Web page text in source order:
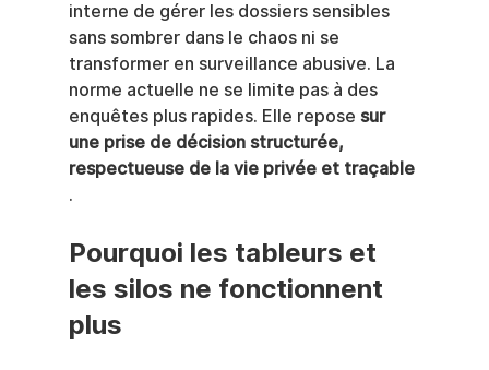
interne de gérer les dossiers sensibles
sans sombrer dans le chaos ni se
transformer en surveillance abusive. La
norme actuelle ne se limite pas à des
enquêtes plus rapides. Elle repose sur
une prise de décision structurée,
respectueuse de la vie privée et traçable
.
Pourquoi les tableurs et
les silos ne fonctionnent
plus